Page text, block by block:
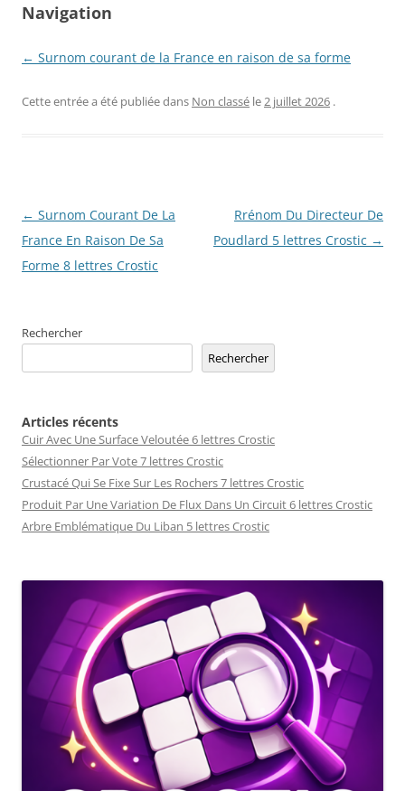
Navigation
← Surnom courant de la France en raison de sa forme
Cette entrée a été publiée dans Non classé le2 juillet 2026 .
Navigation
des
articles
← Surnom Courant De La
France En Raison De Sa
Forme 8 lettres Crostic
Rrénom Du Directeur De
Poudlard 5 lettres Crostic →
Rechercher
Rechercher
Articles récents
Cuir Avec Une Surface Veloutée 6 lettres Crostic
Sélectionner Par Vote 7 lettres Crostic
Crustacé Qui Se Fixe Sur Les Rochers 7 lettres Crostic
Produit Par Une Variation De Flux Dans Un Circuit 6 lettres Crostic
Arbre Emblématique Du Liban 5 lettres Crostic